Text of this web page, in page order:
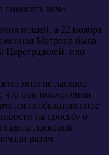
помогать вам»
мощей, а 22 ноября
Матрона была
Цареградской, или
многие ласково
что при поклонении
необыкновенное
на просьбу о
ласковой
разом